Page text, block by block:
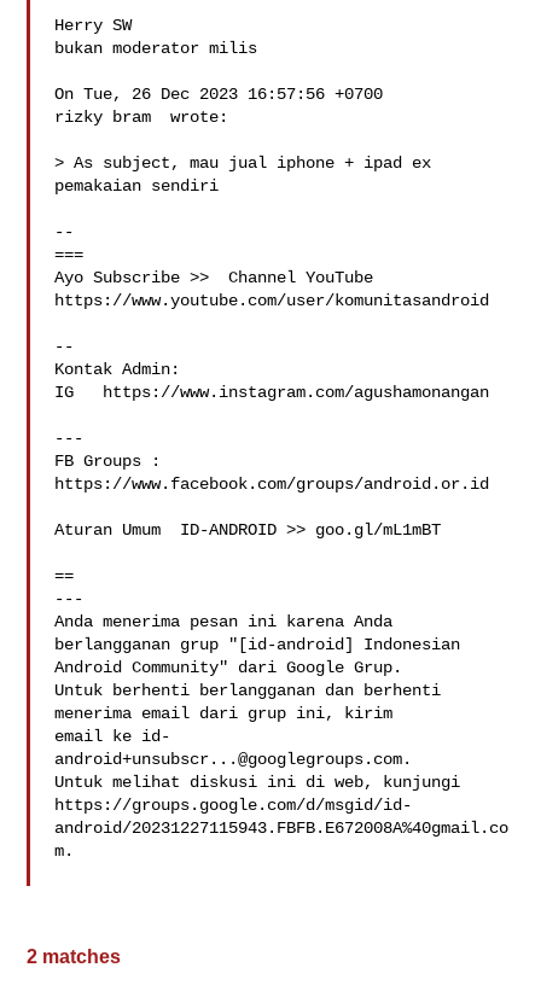
Herry SW
bukan moderator milis
On Tue, 26 Dec 2023 16:57:56 +0700
rizky bram  wrote:
> As subject, mau jual iphone + ipad ex
pemakaian sendiri
--
===
Ayo Subscribe >>  Channel YouTube
https://www.youtube.com/user/komunitasandroid
--
Kontak Admin:
IG   https://www.instagram.com/agushamonangan
---
FB Groups :
https://www.facebook.com/groups/android.or.id
Aturan Umum  ID-ANDROID >> goo.gl/mL1mBT
==
---
Anda menerima pesan ini karena Anda
berlangganan grup "[id-android] Indonesian
Android Community" dari Google Grup.
Untuk berhenti berlangganan dan berhenti
menerima email dari grup ini, kirim
email ke id-
android+unsubscr...@googlegroups.com.
Untuk melihat diskusi ini di web, kunjungi
https://groups.google.com/d/msgid/id-
android/20231227115943.FBFB.E672008A%40gmail.co
m.
2 matches